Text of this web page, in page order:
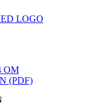
LOGO
OM
(PDF)